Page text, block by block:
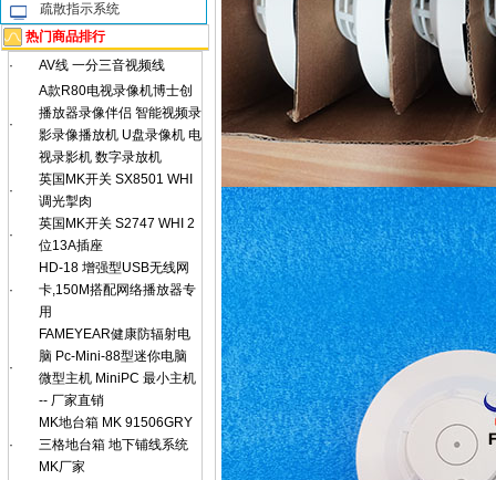
疏散指示系统
热门商品排行
·
AV线 一分三音视频线
·
A款R80电视录像机博士创
播放器录像伴侣 智能视频录
影录像播放机 U盘录像机 电
视录影机 数字录放机
·
英国MK开关 SX8501 WHI
调光掣肉
·
英国MK开关 S2747 WHI 2
位13A插座
·
HD-18 增强型USB无线网
卡,150M搭配网络播放器专
用
·
FAMEYEAR健康防辐射电
脑 Pc-Mini-88型迷你电脑
微型主机 MiniPC 最小主机
-- 厂家直销
·
MK地台箱 MK 91506GRY
三格地台箱 地下铺线系统
MK厂家